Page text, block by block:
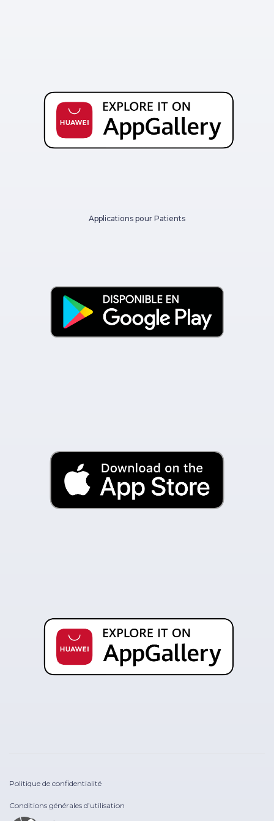
Applications pour Patients
Politique de confidentialité
Conditions générales d’utilisation